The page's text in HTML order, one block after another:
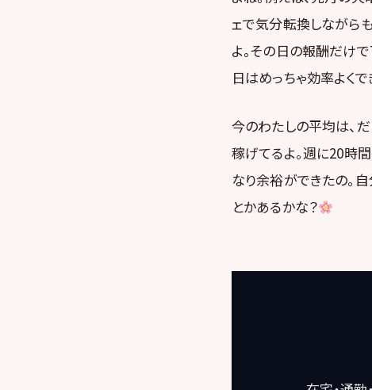
ェで気分転換しながら
よ。その日の報酬だけ
日はめっちゃ効率よく
今のわたしの平均は、
稼げてるよ。週に20時
なり余裕ができたの。
とかあるかな？